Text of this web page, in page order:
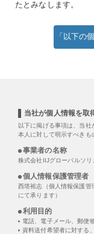
たとみなします。
「以下の
当社が個人情報を取
以下に掲げる事項は、当
本人に対して明示すべきも
事業者の名称
株式会社IIJグローバルソリ
個人情報保護管理者
西塔裕志（個人情報保護管
にて承ります）
利用目的
電話、電子メール、郵便
資料送付希望者に対する